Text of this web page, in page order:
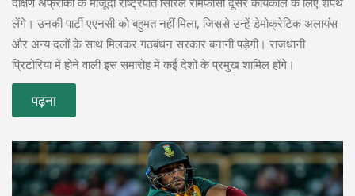
लेंगे। उनकी पार्टी एएनसी को बहुमत नहीं मिला, जिससे उन्हें डेमोक्रेटिक अलायंस
और अन्य दलों के साथ मिलकर गठबंधन सरकार बनानी पड़ेगी। राजधानी
प्रिटोरिया में होने वाली इस समारोह में कई देशों के प्रमुख शामिल होंगे।
पढ़ना